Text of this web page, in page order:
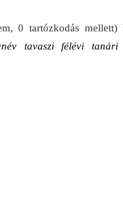
0 tartózkodás
tavaszi félévi tanári